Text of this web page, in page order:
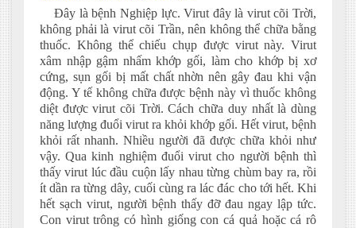
Đây là bệnh Nghiệp lực. Virut đây là virut cõi Trời,
không phải là virut cõi Trần, nên không thể chữa bằng
thuốc. Không thể chiếu chụp được virut này. Virut
xâm nhập gậm nhấm khớp gối, làm cho khớp bị xơ
cứng, sụn gối bị mất chất nhờn nên gây đau khi vận
động. Y tế không chữa được bệnh này vì thuốc không
diệt được virut cõi Trời. Cách chữa duy nhất là dùng
năng lượng đuổi virut ra khỏi khớp gối. Hết virut, bệnh
khỏi rất nhanh. Nhiều người đã được chữa khỏi như
vậy. Qua kinh nghiệm đuổi virut cho người bệnh thì
thấy virut lúc đầu cuộn lấy nhau từng chùm bay ra, rồi
ít dần ra từng dây, cuối cùng ra lác đác cho tới hết. Khi
hết sạch virut, người bệnh thấy đỡ đau ngay lập tức.
Con virut trông có hình giống con cá quả hoặc cá rô